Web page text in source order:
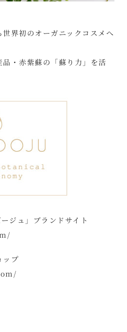
世界初のオーガニックコスメへ
・赤紫蘇の「蘇り力」を活
ジュ」ブランドサイト
プ